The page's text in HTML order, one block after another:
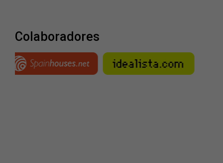
colaboradores